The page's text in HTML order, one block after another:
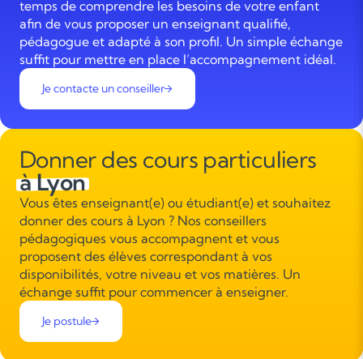
temps de comprendre les besoins de votre enfant
afin de vous proposer un enseignant qualifié,
pédagogue et adapté à son profil. Un simple échange
suffit pour mettre en place l’accompagnement idéal.
Je contacte un conseiller
Donner des cours particuliers
à Lyon
Vous êtes enseignant(e) ou étudiant(e) et souhaitez
donner des cours à Lyon ? Nos conseillers
pédagogiques vous accompagnent et vous
proposent des élèves correspondant à vos
disponibilités, votre niveau et vos matières. Un
échange suffit pour commencer à enseigner.
Je postule